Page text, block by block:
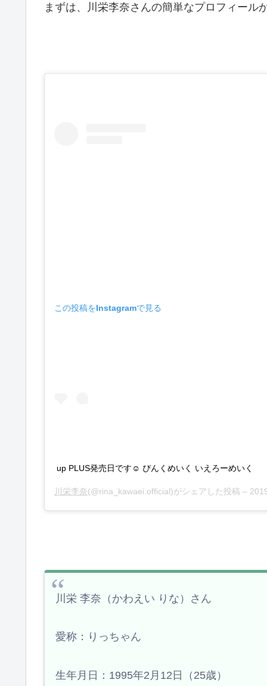
まずは、川栄李奈さんの簡単なプロフィール
この投稿をInstagramで見る
up PLUS発売日です☺︎ ぴんくめいく いえろーめいく
川栄李奈(@rina_kawaei.official)がシェアした投稿 – 2019
川栄 李奈（かわえい りな）さん
愛称：りっちゃん
生年月日：1995年2月12日（25歳）